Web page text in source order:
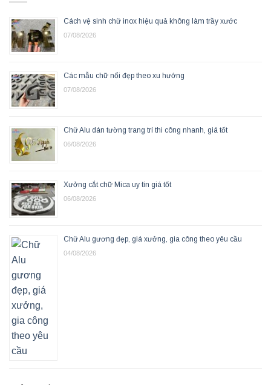
Cách vệ sinh chữ inox hiệu quả không làm trầy xước
07/08/2026
Các mẫu chữ nổi đẹp theo xu hướng
07/08/2026
Chữ Alu dán tường trang trí thi công nhanh, giá tốt
06/08/2026
Xưởng cắt chữ Mica uy tín giá tốt
06/08/2026
Chữ Alu gương đẹp, giá xưởng, gia công theo yêu cầu
04/08/2026